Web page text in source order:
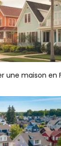
une maison en